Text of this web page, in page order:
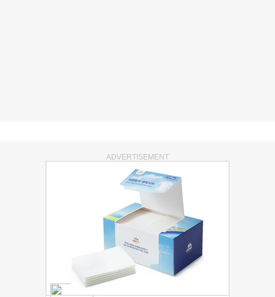
ADVERTISEMENT